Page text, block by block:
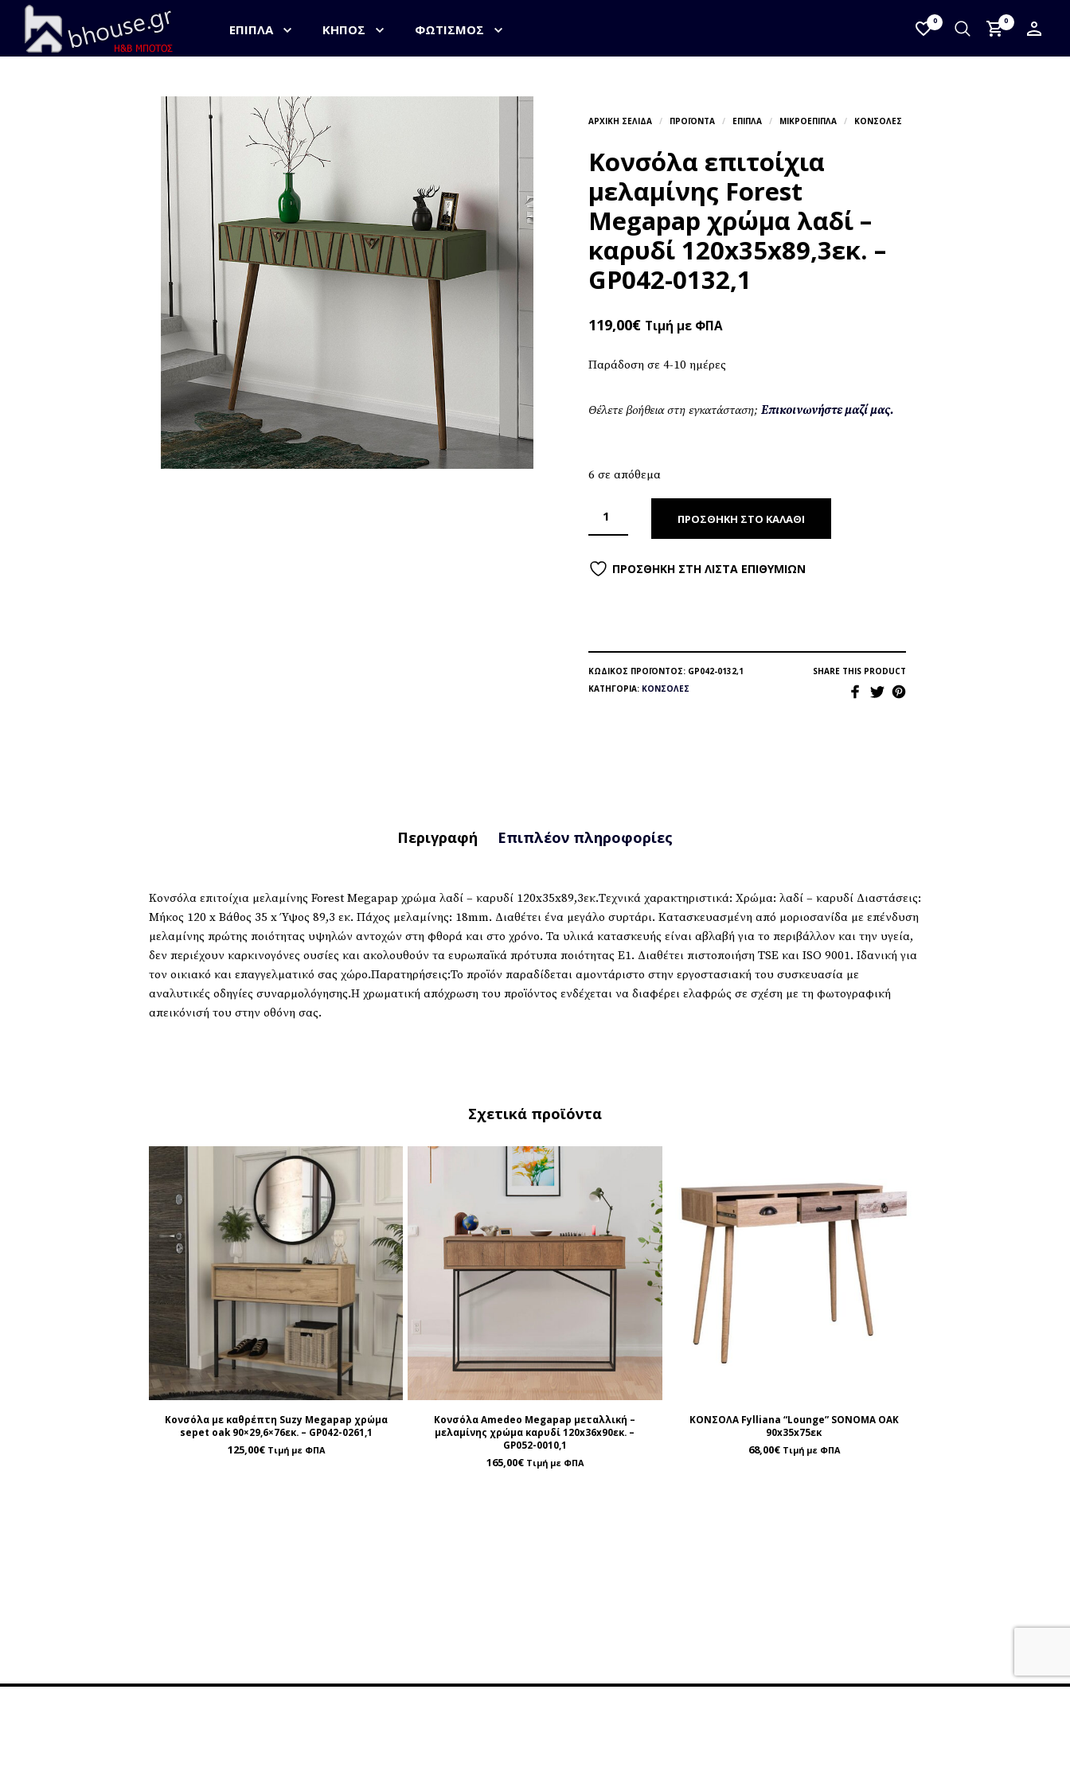
ΈΠΙΠΛΑ ΚΉΠΟΣ ΦΩΤΙΣΜΌΣ
0 0
Κονσόλα επιτοίχια
μελαμίνης Forest
Megapap χρώμα λαδί –
καρυδί 120x35x89,3εκ. –
GP042-0132,1
119,00€ Τιμή με ΦΠΑ
Παράδοση σε 4-10 ημέρες
Θέλετε βοήθεια στη εγκατάσταση; Επικοινωνήστε μαζί μας.
6 σε απόθεμα
ΠΡΟΣΘΉΚΗ ΣΤΟ ΚΑΛΆΘΙ
ΠΡΟΣΘΉΚΗ ΣΤΗ ΛΊΣΤΑ ΕΠΙΘΥΜΙΏΝ
ΚΩΔΙΚΌΣ ΠΡΟΪΌΝΤΟΣ: GP042-0132,1
ΚΑΤΗΓΟΡΊΑ: ΚΟΝΣΌΛΕΣ
SHARE THIS PRODUCT
Περιγραφή Επιπλέον πληροφορίες
Κονσόλα επιτοίχια μελαμίνης Forest Megapap χρώμα λαδί – καρυδί 120x35x89,3εκ.Τεχνικά χαρακτηριστικά: Χρώμα: λαδί – καρυδί Διαστάσεις:
Μήκος 120 x Βάθος 35 x Ύψος 89,3 εκ. Πάχος μελαμίνης: 18mm. Διαθέτει ένα μεγάλο συρτάρι. Κατασκευασμένη από μοριοσανίδα με επένδυση
μελαμίνης πρώτης ποιότητας υψηλών αντοχών στη φθορά και στο χρόνο. Τα υλικά κατασκευής είναι αβλαβή για το περιβάλλον και την υγεία,
δεν περιέχουν καρκινογόνες ουσίες και ακολουθούν τα ευρωπαϊκά πρότυπα ποιότητας Ε1. Διαθέτει πιστοποιήση TSE και ISO 9001. Ιδανική για
τον οικιακό και επαγγελματικό σας χώρο.Παρατηρήσεις:Το προϊόν παραδίδεται αμοντάριστο στην εργοστασιακή του συσκευασία με
αναλυτικές οδηγίες συναρμολόγησης.Η χρωματική απόχρωση του προϊόντος ενδέχεται να διαφέρει ελαφρώς σε σχέση με τη φωτογραφική
απεικόνισή του στην οθόνη σας.
Σχετικά προϊόντα
Κονσόλα με καθρέπτη Suzy Megapap χρώμα
sepet oak 90×29,6×76εκ. – GP042-0261,1
125,00€ Τιμή με ΦΠΑ
Κονσόλα Amedeo Megapap μεταλλική –
μελαμίνης χρώμα καρυδί 120x36x90εκ. –
GP052-0010,1
165,00€ Τιμή με ΦΠΑ
ΚΟΝΣΟΛΑ Fylliana “Lounge” SONOMA OAK
90x35x75εκ
68,00€ Τιμή με ΦΠΑ